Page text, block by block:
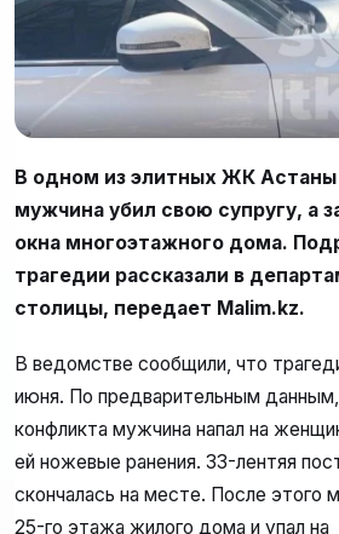
В одном из элитных ЖК
мужчина убил свою супругу, а
окна многоэтажного дома.
трагедии рассказали в
столицы, передает Malim.kz.
В ведомстве сообщили, что
июня. По предварительным данным,
конфликта мужчина напал на
ей ножевые ранения. 33-лентяя
скончалась на месте. После этого
25-го этажа жилого дома и упал на